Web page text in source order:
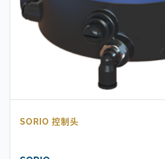
SORIO 控制头